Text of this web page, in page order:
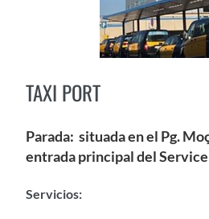
TAXI PORT
Parada: situada en el Pg.
entrada principal del
Servicios: